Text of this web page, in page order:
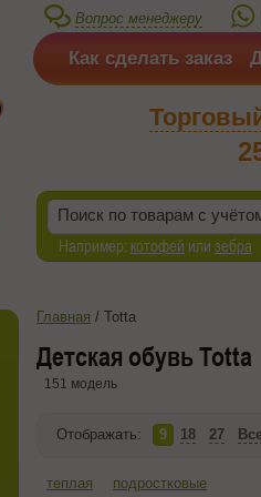
Например:котофей илизебра
Вопрос менеджеру
Как сделать заказ
Главная / Totta
Детская обувь Totta
151 модель
Отображать: 9 18 27
теплая подростковые